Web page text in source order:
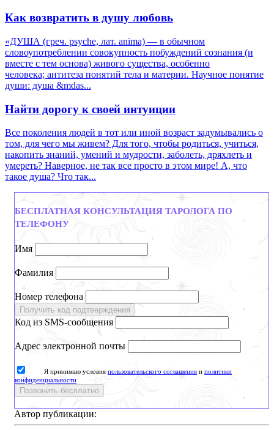
Как возвратить в душу любовь
«ДУША (греч. psyche, лат. anima) — в обычном
словоупотреблении совокупность побуждений сознания (и
вместе с тем основа) живого существа, особенно
человека; антитеза понятий тела и материи. Научное понятие
души: душа &mdas...
Найти дорогу к своей интуиции
Все поколения людей в тот или иной возраст задумывались о
том, для чего мы живем? Для того, чтобы родиться, учиться,
накопить знаний, умений и мудрости, заболеть, дряхлеть и
умереть? Наверное, не так все просто в этом мире! А, что
такое душа? Что так...
БЕСПЛАТНАЯ КОНСУЛЬТАЦИЯ ТАРОЛОГА ПО
ТЕЛЕФОНУ
Имя
Фамилия
Номер телефона
Получить код подтверждения
Код из SMS-сообщения
Адрес электронной почты
Я принимаю условия пользовательского соглашения и политики
конфиденциальности
Позвонить бесплатно
Автор публикации: